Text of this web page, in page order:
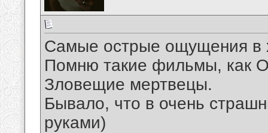
Самые острые ощущения в
Помню такие фильмы, как
Зловещие мертвецы.
Бывало, что в очень
руками)